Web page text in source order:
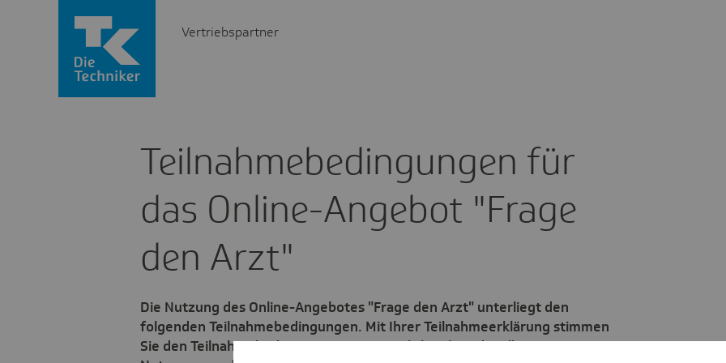
Vertriebspartner
Teil­nah­me­be­din­gungen für
das Online-Angebot "Frage
den Arzt"
Die Nutzung des Online-Angebotes "Frage den Arzt" unterliegt den
folgenden Teilnahmebedingungen. Mit Ihrer Teilnahmeerklärung stimmen
Sie den Teilnahmebedingungen zu, zusätzlich gelten die Allgemeinen